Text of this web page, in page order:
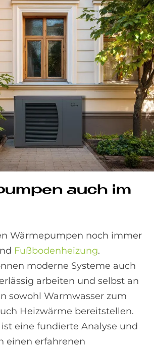
auch im
Wärmepumpen noch immer
Fußbodenheizung.
moderne Systeme auch
arbeiten und selbst an
sowohl Warmwasser zum
Heizwärme bereitstellen.
eine fundierte Analyse und
einen erfahrenen